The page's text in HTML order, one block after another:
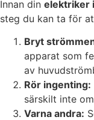
Innan din elektriker
steg du kan ta för
Bryt
apparat som
av
Rör ingenting:
särskilt inte
Varna andra: